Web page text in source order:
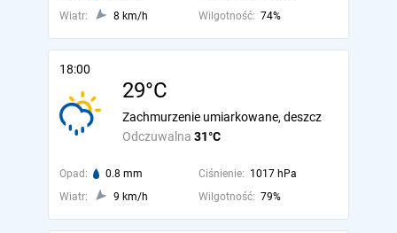
Wiatr:
8 km/h Wilgotność: 74%
18:00
29°C
Odczuwalna 31°C
Zachmurzenie umiarkowane, deszcz
Opad: 0.8 mm Ciśnienie: 1017 hPa
Wiatr:
9 km/h Wilgotność: 79%